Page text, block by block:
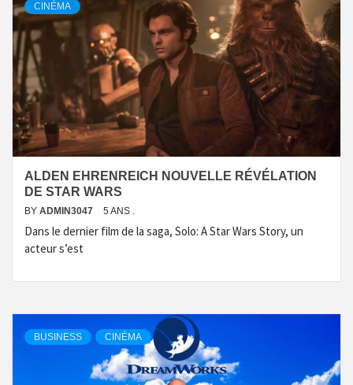
CINÉMA
ALDEN EHRENREICH NOUVELLE RÉVÉLATION
DE STAR WARS
BY ADMIN3047 5 ANS .
Dans le dernier film de la saga, Solo: A Star Wars Story, un
acteur s’est
BUSINESS CINÉMA